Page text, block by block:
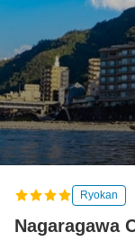
Ryokan
Nagaragawa